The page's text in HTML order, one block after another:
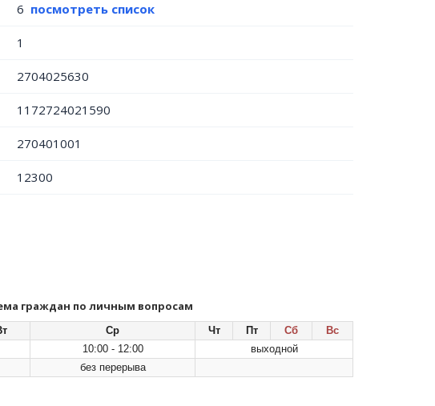
6 посмотреть список
1
2704025630
1172724021590
270401001
12300
граждан по личным вопросам
Ср Чт Пт Сб
Вс
10:00 - 12:00
выходной
без перерыва